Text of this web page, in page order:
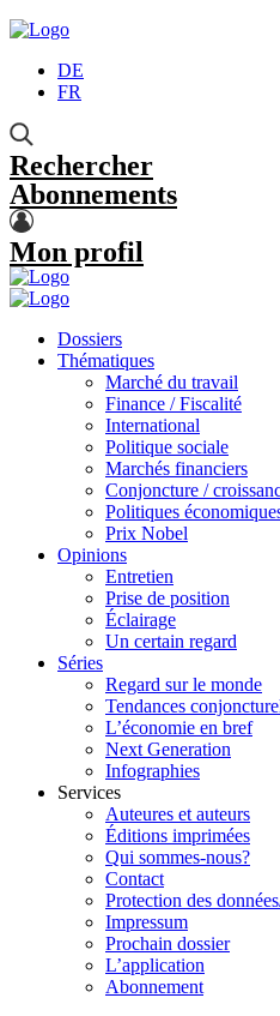
DE
FR
Rechercher
Abonnements
Mon profil
Dossiers
Thématiques
Marché du travail
Finance / Fiscalité
International
Politique sociale
Marchés financiers
Conjoncture /
Politiques
Prix Nobel
Opinions
Entretien
Prise de position
Éclairage
Un certain regard
Séries
Regard sur le monde
Tendances
L’économie en bref
Next Generation
Infographies
Services
Auteures et auteurs
Éditions imprimées
Qui sommes-nous?
Contact
Protection des
Impressum
Prochain dossier
L’application
Abonnement